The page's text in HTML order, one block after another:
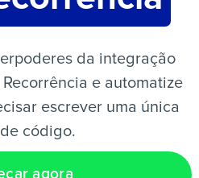
da integração
e automatize
escrever uma única
código.
agora